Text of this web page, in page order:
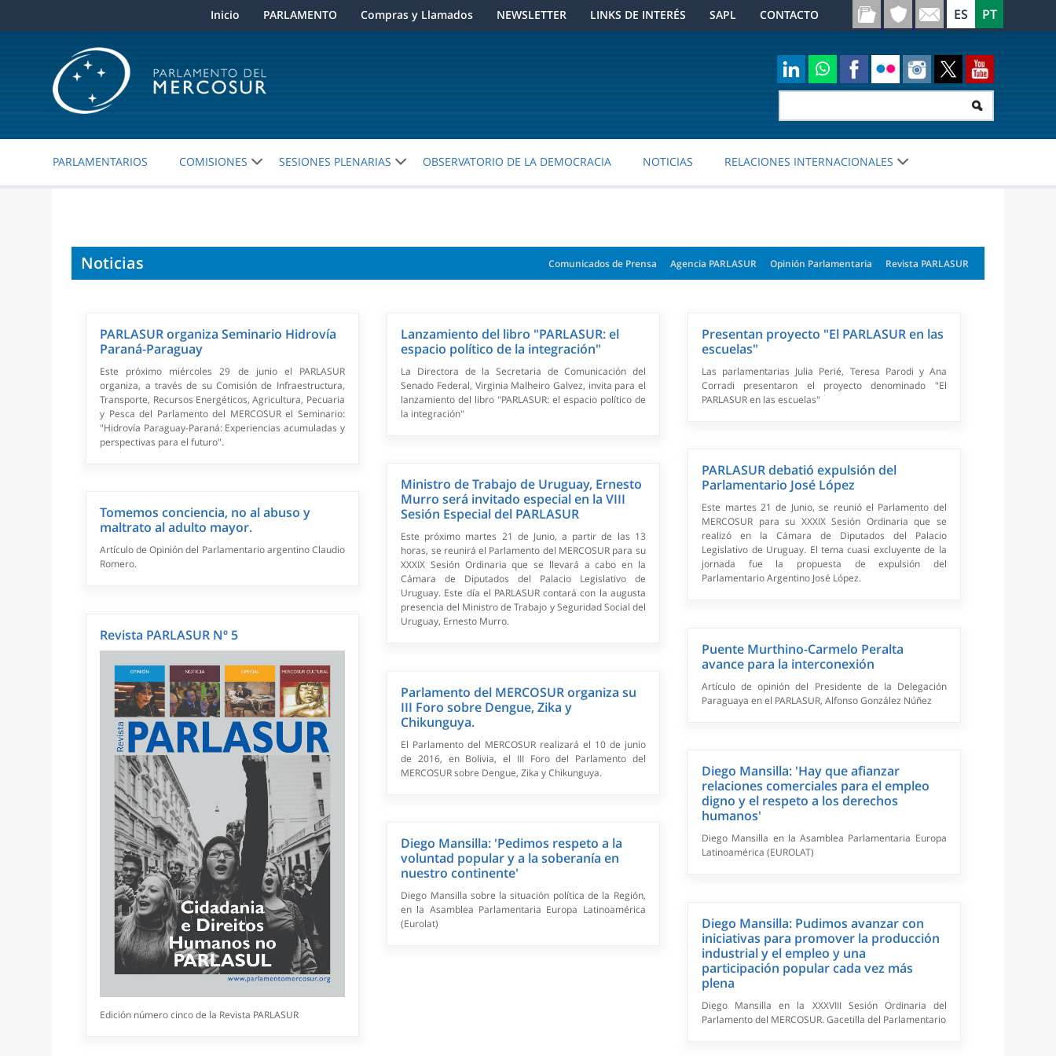
Inicio PARLAMENTO Compras y Llamados NEWSLETTER LINKS DE INTERÉS SAPL CONTACTO
PARLAMENTARIOS COMISIONES SESIONES PLENARIAS OBSERVATORIO DE LA DEMOCRACIA NOTICIAS RELACIONES INTERNACIONALES
Noticias Revista PARLASUR
Opinión Parlamentaria
Agencia PARLASUR
Comunicados de Prensa
PARLASUR organiza Seminario Hidrovía
Paraná-Paraguay
Este próximo miércoles 29 de junio el PARLASUR
organiza, a través de su Comisión de Infraestructura,
Transporte, Recursos Energéticos, Agricultura, Pecuaria
y Pesca del Parlamento del MERCOSUR el Seminario:
"Hidrovía Paraguay-Paraná: Experiencias acumuladas y
perspectivas para el futuro".
Lanzamiento del libro "PARLASUR: el
espacio político de la integración"
La Directora de la Secretaria de Comunicación del
Senado Federal, Virginia Malheiro Galvez, invita para el
lanzamiento del libro "PARLASUR: el espacio político de
la integración"
Presentan proyecto "El PARLASUR en las
escuelas"
Las parlamentarias Julia Perié, Teresa Parodi y Ana
Corradi presentaron el proyecto denominado "El
PARLASUR en las escuelas"
PARLASUR debatió expulsión del
Parlamentario José López
Este martes 21 de Junio, se reunió el Parlamento del
MERCOSUR para su XXXIX Sesión Ordinaria que se
realizó en la Cámara de Diputados del Palacio
Legislativo de Uruguay. El tema cuasi excluyente de la
jornada fue la propuesta de expulsión del
Parlamentario Argentino José López.
Ministro de Trabajo de Uruguay, Ernesto
Murro será invitado especial en la VIII
Sesión Especial del PARLASUR
Este próximo martes 21 de Junio, a partir de las 13
horas, se reunirá el Parlamento del MERCOSUR para su
XXXIX Sesión Ordinaria que se llevará a cabo en la
Cámara de Diputados del Palacio Legislativo de
Uruguay. Este día el PARLASUR contará con la augusta
presencia del Ministro de Trabajo y Seguridad Social del
Uruguay, Ernesto Murro.
Tomemos conciencia, no al abuso y
maltrato al adulto mayor.
Artículo de Opinión del Parlamentario argentino Claudio
Romero.
Revista PARLASUR Nº 5
Edición número cinco de la Revista PARLASUR
Puente Murthino-Carmelo Peralta
avance para la interconexión
Artículo de opinión del Presidente de la Delegación
Paraguaya en el PARLASUR, Alfonso González Núñez
Parlamento del MERCOSUR organiza su
III Foro sobre Dengue, Zika y
Chikunguya.
El Parlamento del MERCOSUR realizará el 10 de junio
de 2016, en Bolivia, el III Foro del Parlamento del
MERCOSUR sobre Dengue, Zika y Chikunguya.
Diego Mansilla: 'Hay que afianzar
relaciones comerciales para el empleo
digno y el respeto a los derechos
humanos'
Diego Mansilla en la Asamblea Parlamentaria Europa
Latinoamérica (EUROLAT)
Diego Mansilla: 'Pedimos respeto a la
voluntad popular y a la soberanía en
nuestro continente'
Diego Mansilla sobre la situación política de la Región,
en la Asamblea Parlamentaria Europa Latinoamérica
(Eurolat)
Diego Mansilla: Pudimos avanzar con
iniciativas para promover la producción
industrial y el empleo y una
participación popular cada vez más
plena
Diego Mansilla en la XXXVIII Sesión Ordinaria del
Parlamento del MERCOSUR. Gacetilla del Parlamentario